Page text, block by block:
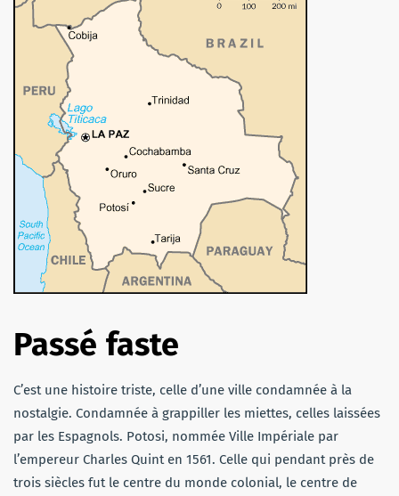
Passé faste
C’est une histoire triste, celle d’une ville condamnée à la
nostalgie. Condamnée à grappiller les miettes, celles laissées
par les Espagnols. Potosi, nommée Ville Impériale par
l’empereur Charles Quint en 1561. Celle qui pendant près de
trois siècles fut le centre du monde colonial, le centre de